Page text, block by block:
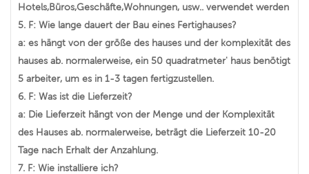
Hotels,Büros,Geschäfte,Wohnungen, usw.. verwendet werden
5. F: Wie lange dauert der Bau eines Fertighauses?
a: es hängt von der größe des hauses und der komplexität des
hauses ab. normalerweise, ein 50 quadratmeter' haus benötigt
5 arbeiter, um es in 1-3 tagen fertigzustellen.
6. F: Was ist die Lieferzeit?
a: Die Lieferzeit hängt von der Menge und der Komplexität
des Hauses ab. normalerweise, beträgt die Lieferzeit 10-20
Tage nach Erhalt der Anzahlung.
7. F: Wie installiere ich?